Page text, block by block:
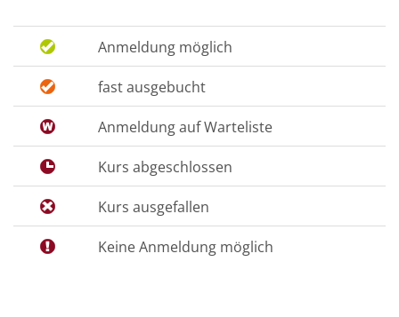
Anmeldung möglich
fast ausgebucht
Anmeldung auf Warteliste
Kurs abgeschlossen
Kurs ausgefallen
Keine Anmeldung möglich